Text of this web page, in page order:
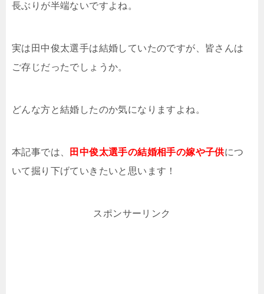
長ぶりが半端ないですよね。
実は田中俊太選手は結婚していたのですが、皆さんは
ご存じだったでしょうか。
どんな方と結婚したのか気になりますよね。
本記事では、 田中俊太選手の結婚相手の嫁や子供につ
いて掘り下げていきたいと思います！
スポンサーリンク